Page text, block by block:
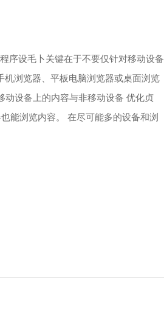
序设毛卜关键在于不要仅针对移动设备
机浏览器、平板电脑浏览器或桌面浏览
动设备上的内容与非移动设备 优化贞
能浏览内容。 在尽可能多的设备和浏